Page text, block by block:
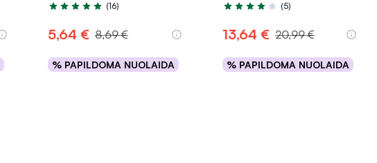
Įvertinimas 4.9 iš 5
(16)
5,64 € 8,69 €
% PAPILDOMA NUOLAIDA
Į krepšelį
Įvertinimas 4.2 iš 5
(5)
13,64 € 20,99 €
% PAPILDOMA NUOLAIDA
Į krepšelį